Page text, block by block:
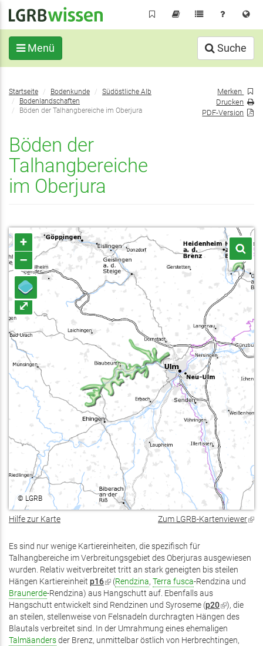
Inhalt
Menü Suche
Sie
befinden
sich
Startseite Bodenkunde
Südöstliche Alb
Bodenlandschaften
Böden der Talhangbereiche im Oberjura
Böden der
Talhangbereiche
im Oberjura
Merken
Drucken
PDF-Version
+
–
⤢
© LGRB
Hilfe zur Karte Zum LGRB-Kartenviewer
Es sind nur wenige Kartiereinheiten, die spezifisch für
Talhangbereiche im Verbreitungsgebiet des Oberjuras ausgewiesen
wurden. Relativ weitverbreitet tritt an stark geneigten bis steilen
Hängen Kartiereinheit p16(Link
ist
extern)
(Rendzina, Terra fusca-Rendzina und
Braunerde-Rendzina) aus Hangschutt auf. Ebenfalls aus
Hangschutt entwickelt sind Rendzinen und Syroseme (p20(Link
ist
extern)
), die
an steilen, stellenweise von Felsnadeln durchragten Hängen des
Blautals verbreitet sind. In der Umrahmung eines ehemaligen
Talmäandersder Brenz, unmittelbar östlich von Herbrechtingen,